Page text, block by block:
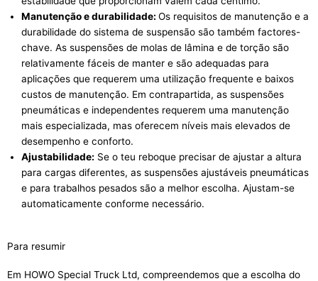
Manutenção e durabilidade: Os requisitos de manutenção e a
durabilidade do sistema de suspensão são também factores-
chave. As suspensões de molas de lâmina e de torção são
relativamente fáceis de manter e são adequadas para
aplicações que requerem uma utilização frequente e baixos
custos de manutenção. Em contrapartida, as suspensões
pneumáticas e independentes requerem uma manutenção
mais especializada, mas oferecem níveis mais elevados de
desempenho e conforto.
Ajustabilidade: Se o teu reboque precisar de ajustar a altura
para cargas diferentes, as suspensões ajustáveis pneumáticas
e para trabalhos pesados são a melhor escolha. Ajustam-se
automaticamente conforme necessário.
Para resumir
Em HOWO Special Truck Ltd, compreendemos que a escolha do